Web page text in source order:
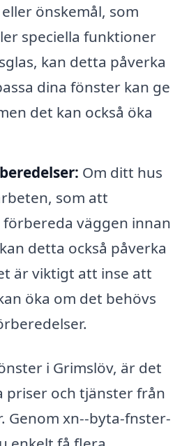
önskemål, som
speciella funktioner
kan detta påverka
dina fönster kan ge
det kan också öka
Om ditt hus
som att
väggen innan
detta också påverka
är viktigt att inse att
öka om det behövs
i Grimslöv, är det
och tjänster från
Genom xn--byta-fnster-